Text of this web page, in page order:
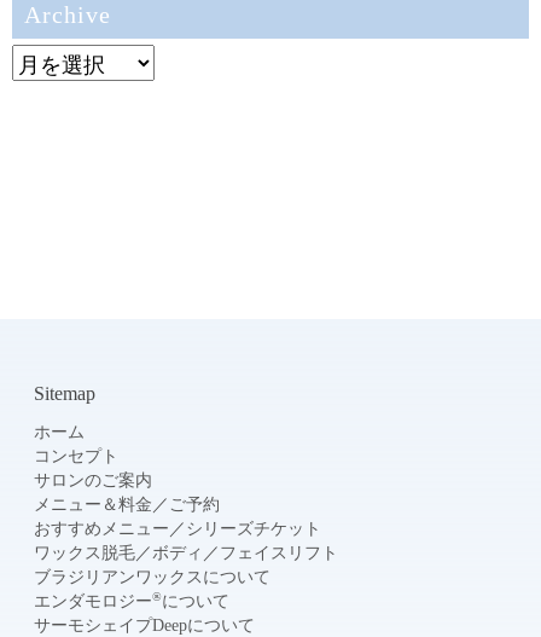
Archive
Archive
Sitemap
ホーム
コンセプト
サロンのご案内
メニュー＆料金 ／ ご予約
おすすめメニュー ／ シリーズチケット
ワックス脱毛／ボディ ／ フェイスリフト
ブラジリアンワックスについて
エンダモロジー®について
サーモシェイプDeepについて